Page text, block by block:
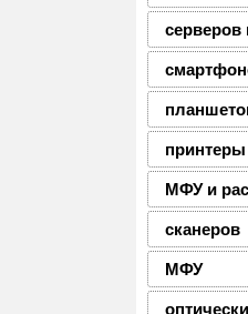
принтеры
МФУ и
сканеров
МФУ